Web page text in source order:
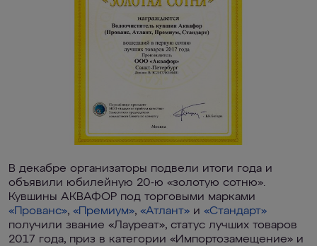
В декабре организаторы подвели итоги года и
объявили юбилейную 20-ю «золотую сотню».
Кувшины АКВАФОР под торговыми марками
«Прованс», «Премиум», «Атлант» и «Стандарт»
получили звание «Лауреат», статус лучших товаров
2017 года, приз в категории «Импортозамещение» и